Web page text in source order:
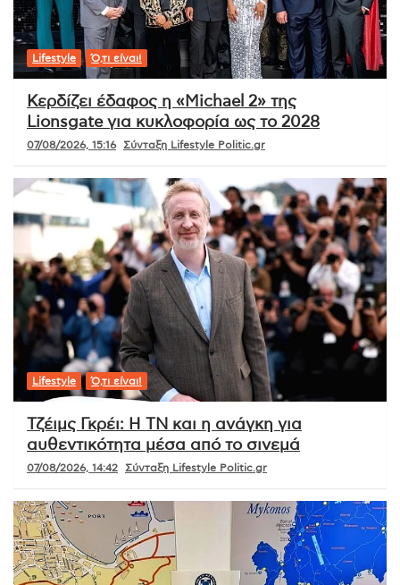
Lifestyle Ό,τι είναι!
Κερδίζει έδαφος η «Michael 2» της
Lionsgate για κυκλοφορία ως το 2028
07/08/2026, 15:16 Σύνταξη Lifestyle Politic.gr
Lifestyle Ό,τι είναι!
Τζέιμς Γκρέι: Η ΤΝ και η ανάγκη για
αυθεντικότητα μέσα από το σινεμά
07/08/2026, 14:42 Σύνταξη Lifestyle Politic.gr